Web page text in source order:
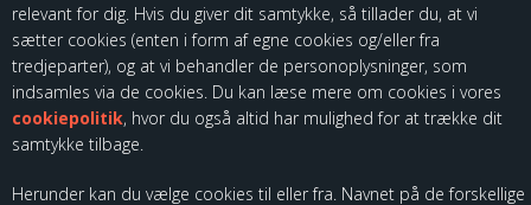
relevant for dig. Hvis du giver dit samtykke, så tillader du, at vi
sætter cookies (enten i form af egne cookies og/eller fra
tredjeparter), og at vi behandler de personoplysninger, som
indsamles via de cookies. Du kan læse mere om cookies i vores
cookiepolitik, hvor du også altid har mulighed for at trække dit
samtykke tilbage.
Herunder kan du vælge cookies til eller fra. Navnet på de forskellige
Som importør af fødevarekontaktmaterialer, skal vi være registreret
hos Fødevarestyrelsen. Du kan finde vores kontrolrapporter ved at
følge dette link: